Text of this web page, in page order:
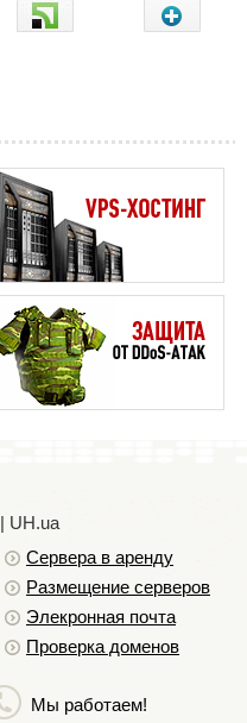
| UH.ua
Сервера в аренду
Размещение серверов
Элекронная почта
Проверка доменов
Мы работаем!